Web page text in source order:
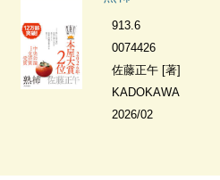
913.6
0074426
佐藤正午 [著]
KADOKAWA
2026/02